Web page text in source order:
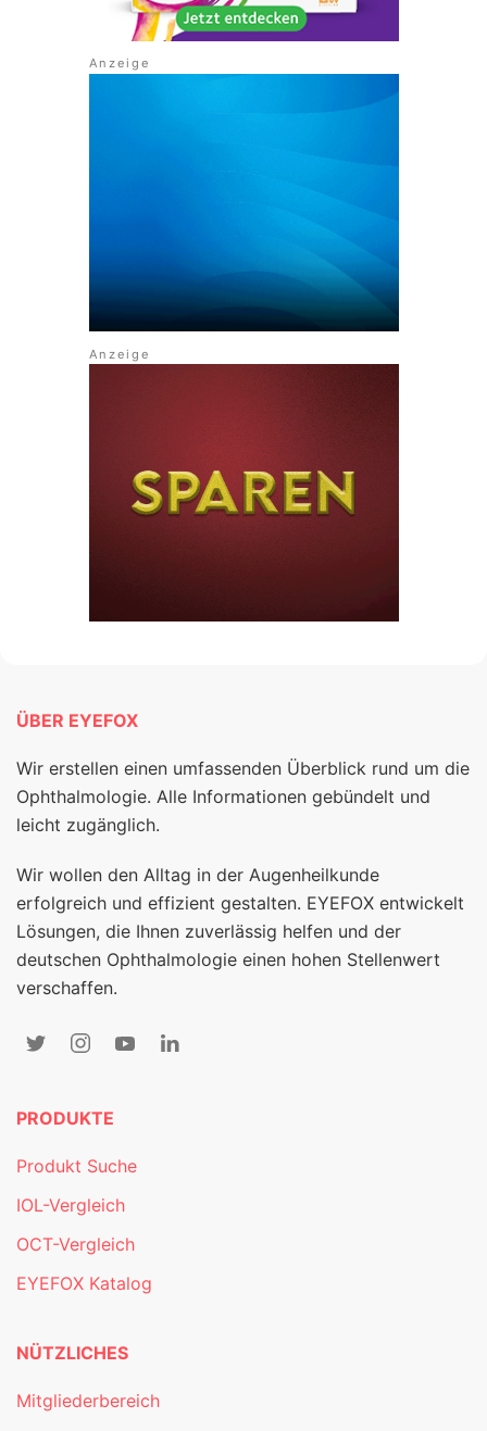
ÜBER EYEFOX
Wir erstellen einen umfassenden Überblick rund um die
Ophthalmologie. Alle Informationen gebündelt und
leicht zugänglich.
Wir wollen den Alltag in der Augenheilkunde
erfolgreich und effizient gestalten. EYEFOX entwickelt
Lösungen, die Ihnen zuverlässig helfen und der
deutschen Ophthalmologie einen hohen Stellenwert
verschaffen.
PRODUKTE
Produkt Suche
IOL-Vergleich
OCT-Vergleich
EYEFOX Katalog
NÜTZLICHES
Mitgliederbereich